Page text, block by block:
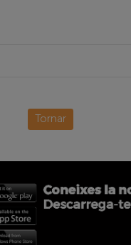
Tornar